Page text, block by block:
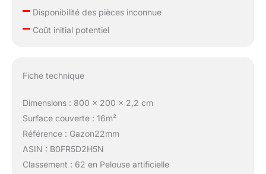
–Disponibilité des pièces inconnue
–Coût initial potentiel
Fiche technique
Dimensions : 800 x 200 x 2,2 cm
Surface couverte : 16m²
Référence : Gazon22mm
ASIN : B0FR5D2H5N
Classement : 62 en Pelouse artificielle